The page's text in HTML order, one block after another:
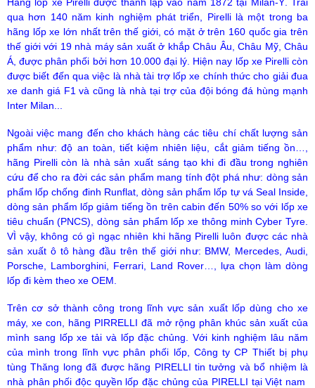
qua hơn 140 năm kinh nghiệm phát triển, Pirelli là một trong ba
hãng lốp xe lớn nhất trên thế giới, có mặt ở trên 160 quốc gia trên
thế giới với 19 nhà máy sản xuất ở khắp Châu Âu, Châu Mỹ, Châu
Á, được phân phối bởi hơn 10.000 đại lý. Hiện nay lốp xe Pirelli còn
được biết đến qua việc là nhà tài trợ lốp xe chính thức cho giải đua
xe danh giá F1 và cũng là nhà tại trợ của đội bóng đá hùng mạnh
Inter Milan...
Ngoài việc mang đến cho khách hàng các tiêu chí chất lượng sản
phẩm như: độ an toàn, tiết kiệm nhiên liệu, cắt giảm tiếng ồn…,
hãng Pirelli còn là nhà sản xuất sáng tạo khi đi đầu trong nghiên
cứu để cho ra đời các sản phẩm mang tính đột phá như: dòng sản
phẩm lốp chống đinh Runflat, dòng sản phẩm lốp tự vá Seal Inside,
dòng sản phẩm lốp giảm tiếng ồn trên cabin đến 50% so với lốp xe
tiêu chuẩn (PNCS), dòng sản phẩm lốp xe thông minh Cyber Tyre.
VÌ vậy, không có gì ngạc nhiên khi hãng Pirelli luôn được các nhà
sản xuất ô tô hàng đầu trên thế giới như: BMW, Mercedes, Audi,
Porsche, Lamborghini, Ferrari, Land Rover…, lựa chọn làm dòng
lốp đi kèm theo xe OEM.
Trên cơ sở thành công trong lĩnh vực sản xuất lốp dùng cho xe
máy, xe con, hãng PIRRELLI đã mở rộng phân khúc sản xuất của
mình sang lốp xe tải và lốp đặc chủng. Với kinh nghiệm lâu năm
của mình trong lĩnh vực phân phối lốp, Công ty CP Thiết bị phụ
tùng Thăng long đã được hãng PIRELLI tin tưởng và bổ nhiệm là
nhà phân phối độc quyền lốp đặc chủng của PIRELLI tại Việt nam